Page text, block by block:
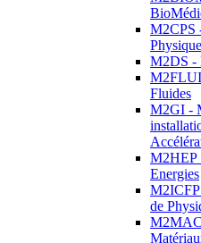
M2CPS
Physique
M2DS -
Fluides
M2GI -
M2HEP
Energies
de